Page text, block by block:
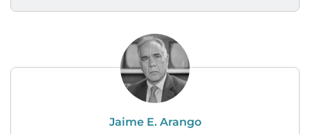
Jaime E. Arango